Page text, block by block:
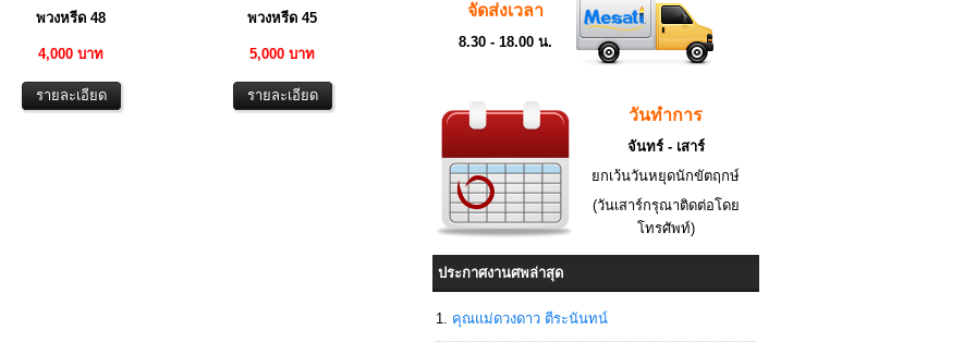
พวงหรีด 48
4,000 บาท
พวงหรีด 45
5,000 บาท
จัดส่งเวลา
8.30 - 18.00 น.
วันทำการ
จันทร์ - เสาร์
ยกเว้นวันหยุดนักขัตฤกษ์
(วันเสาร์กรุณาติดต่อโดย
โทรศัพท์)
ประกาศงานศพล่าสุด
คุณแม่ดวงดาว ตีระนันทน์